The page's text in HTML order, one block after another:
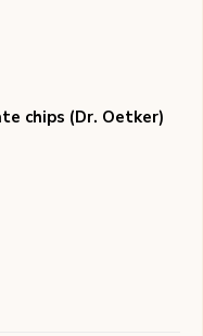
chips (Dr. Oetker)